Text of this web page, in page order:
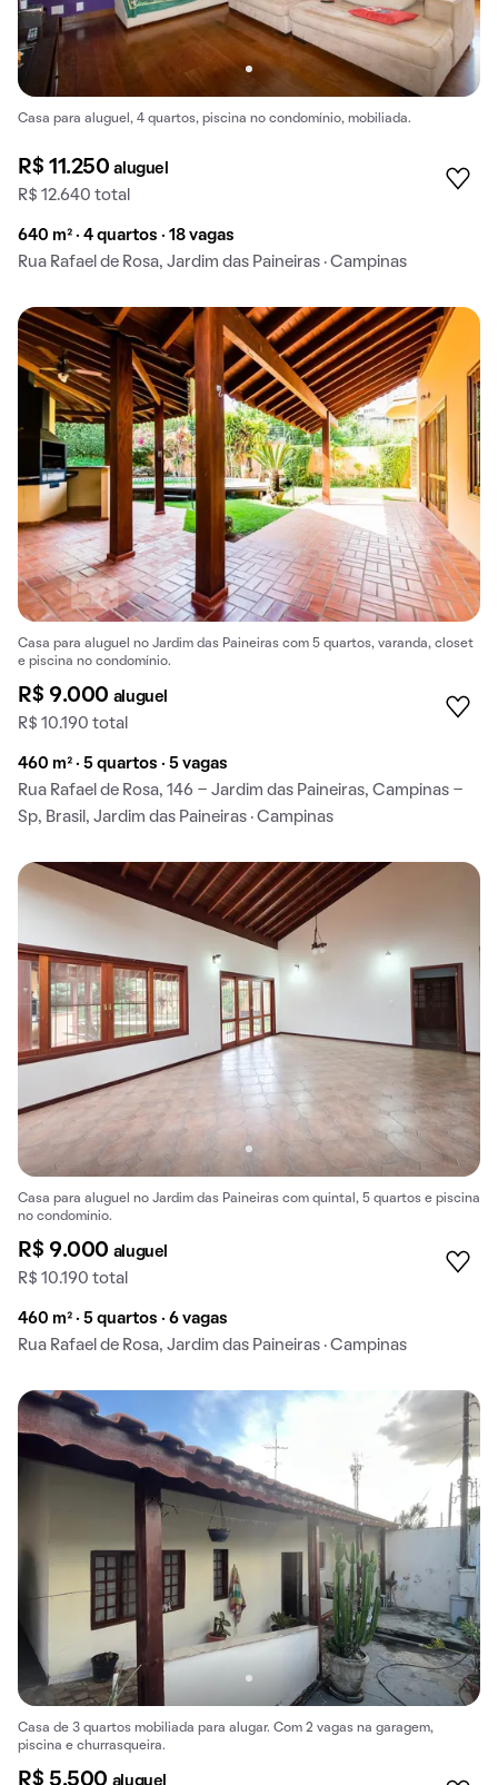
Casa para aluguel, 4 quartos, piscina no condomínio, mobiliada.
R$ 11.250aluguel
R$ 12.640 total
640 m² · 4 quartos · 18 vagas
Rua Rafael de Rosa, Jardim das Paineiras · Campinas
Casa para aluguel no Jardim das Paineiras com 5 quartos, varanda, closet
e piscina no condomínio.
R$ 9.000 aluguel
R$ 10.190 total
460 m² · 5 quartos · 5 vagas
Rua Rafael de Rosa, 146 - Jardim das Paineiras, Campinas -
Sp, Brasil, Jardim das Paineiras · Campinas
Casa para aluguel no Jardim das Paineiras com quintal, 5 quartos e piscina
no condomínio.
R$ 9.000 aluguel
R$ 10.190 total
460 m² · 5 quartos · 6 vagas
Rua Rafael de Rosa, Jardim das Paineiras · Campinas
Casa de 3 quartos mobiliada para alugar. Com 2 vagas na garagem,
piscina e churrasqueira.
R$ 5.500 aluguel